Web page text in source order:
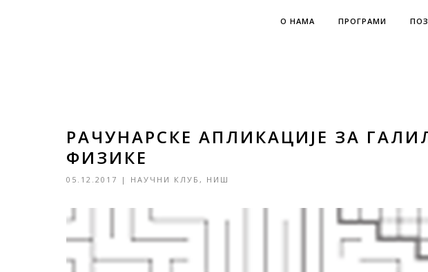
О НАМА ПРОГРАМИ
РАЧУНАРСКЕ АПЛИКАЦИЈЕ ЗА
ФИЗИКЕ
05.12.2017 | НАУЧНИ КЛУБ , НИШ